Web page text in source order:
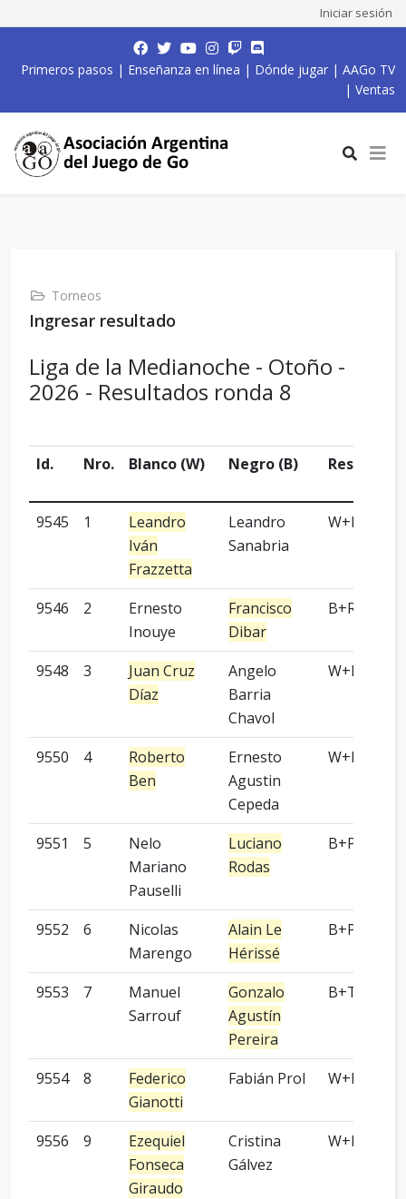
Iniciar sesión
Primeros pasos | Enseñanza en línea | Dónde jugar | AAGo TV
| Ventas
Torneos
Ingresar resultado
Liga de la Medianoche - Otoño -
2026 - Resultados ronda 8
Id. Nro. Blanco (W) Negro (B) Resultado
9545 1
Leandro
Iván
Frazzetta
Leandro
Sanabria
W+R
9546 2
Ernesto
Inouye
Francisco
Dibar
B+R
9548 3
Juan Cruz
Díaz
Angelo
Barria
Chavol
W+R
9550 4
Roberto
Ben
Ernesto
Agustin
Cepeda
W+P
9551 5
Nelo
Mariano
Pauselli
Luciano
Rodas
B+P
9552 6
Nicolas
Marengo
Alain Le
Hérissé
B+P
9553 7
Manuel
Sarrouf
Gonzalo
Agustín
Pereira
B+T
9554 8
Federico
Gianotti
Fabián Prol W+P
9556 9
Ezequiel
Fonseca
Giraudo
Cristina
Gálvez
W+P